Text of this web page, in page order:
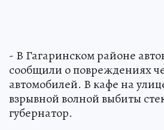
- В Гагаринском районе
сообщили о повреждениях
автомобилей. В кафе на
взрывной волной выбиты
губернатор.